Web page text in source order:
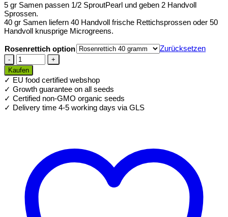
5 gr Samen passen 1/2 SproutPearl und geben 2 Handvoll
Sprossen.
40 gr Samen liefern 40 Handvoll frische Rettichsprossen oder 50
Handvoll knusprige Microgreens.
Rosenrettich option
Zurücksetzen
Bio
Rose
Rettich
Samen
für
Sprossen
Menge
Kaufen
✓ EU food certified webshop
✓ Growth guarantee on all seeds
✓ Certified non-GMO organic seeds
✓ Delivery time 4-5 working days via GLS